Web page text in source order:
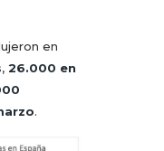
en
, 26.000 en
.